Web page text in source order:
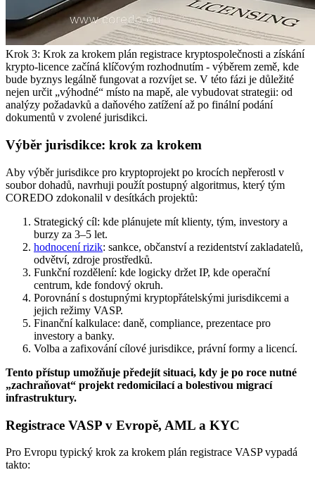
Krok 3: Krok za krokem plán registrace kryptospolečnosti a získání
krypto‑licence začíná klíčovým rozhodnutím - výběrem země, kde
bude byznys legálně fungovat a rozvíjet se. V této fázi je důležité
nejen určit „výhodné“ místo na mapě, ale vybudovat strategii: od
analýzy požadavků a daňového zatížení až po finální podání
dokumentů v zvolené jurisdikci.
Výběr jurisdikce: krok za krokem
Aby výběr jurisdikce pro kryptoprojekt po krocích nepřerostl v
soubor dohadů, navrhuji použít postupný algoritmus, který tým
COREDO zdokonalil v desítkách projektů:
Strategický cíl: kde plánujete mít klienty, tým, investory a
burzy za 3–5 let.
hodnocení rizik: sankce, občanství a rezidentství zakladatelů,
odvětví, zdroje prostředků.
Funkční rozdělení: kde logicky držet IP, kde operační
centrum, kde fondový okruh.
Porovnání s dostupnými kryptopřátelskými jurisdikcemi a
jejich režimy VASP.
Finanční kalkulace: daně, compliance, prezentace pro
investory a banky.
Volba a zafixování cílové jurisdikce, právní formy a licencí.
Tento přístup umožňuje předejít situaci, kdy je po roce nutné
„zachraňovat“ projekt redomicilací a bolestivou migrací
infrastruktury.
Registrace VASP v Evropě, AML a KYC
Pro Evropu typický krok za krokem plán registrace VASP vypadá
takto: